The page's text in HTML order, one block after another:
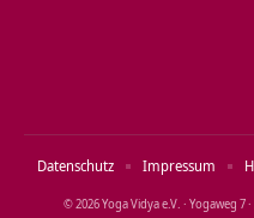
© 2026 Yoga Vidya e.V. · Yogaweg 7
Datenschutz Impressum